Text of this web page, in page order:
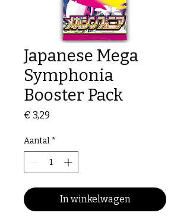
Japanese Mega
Symphonia
Booster Pack
€ 3,29
Aantal *
In winkelwagen